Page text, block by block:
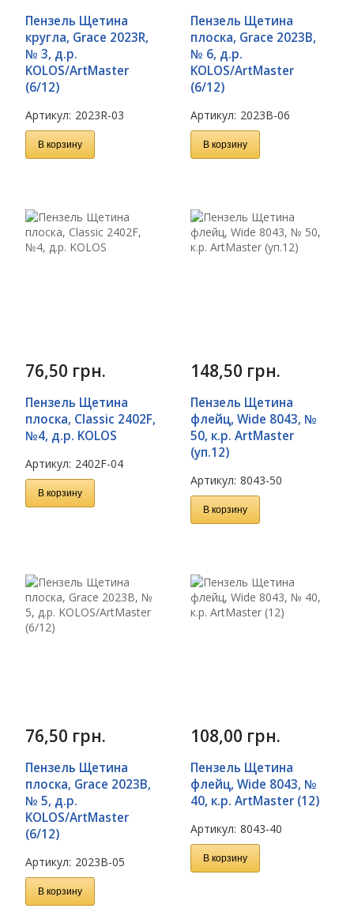
Пензель Щетина
кругла, Grace 2023R,
№ 3, д.р.
KOLOS/ArtMaster
(6/12)
Артикул: 2023R-03
В корзину
Пензель Щетина
плоска, Grace 2023B,
№ 6, д.р.
KOLOS/ArtMaster
(6/12)
Артикул: 2023B-06
В корзину
76,50 грн.
Пензель Щетина
плоска, Classic 2402F,
№4, д.р. KOLOS
Артикул: 2402F-04
В корзину
148,50 грн.
Пензель Щетина
флейц, Wide 8043, №
50, к.р. ArtMaster
(уп.12)
Артикул: 8043-50
В корзину
76,50 грн.
Пензель Щетина
плоска, Grace 2023B,
№ 5, д.р.
KOLOS/ArtMaster
(6/12)
Артикул: 2023B-05
В корзину
108,00 грн.
Пензель Щетина
флейц, Wide 8043, №
40, к.р. ArtMaster (12)
Артикул: 8043-40
В корзину